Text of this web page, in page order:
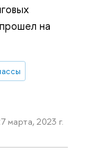
на
марта, 2023 г.